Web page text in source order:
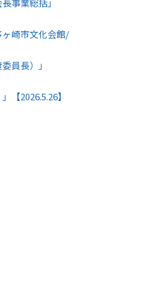
長事業総括」
ヶ崎市文化会館/
員長）」
【2026.5.26】